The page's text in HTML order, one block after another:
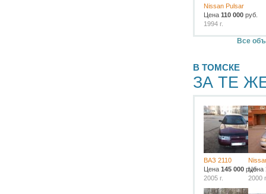
Nissan Pulsar
Цена 110 000 руб.
1994 г.
Все
В ТОМСКЕ
ЗА ТЕ
ВАЗ 2110
Цена 145 000 руб.
2005 г.
Цена
2000